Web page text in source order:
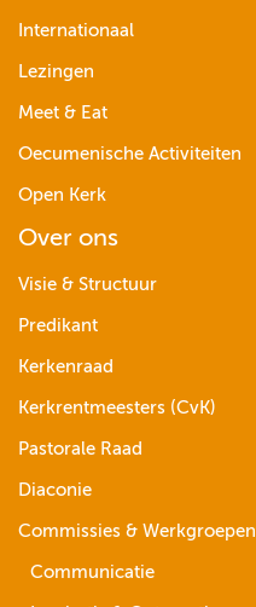
Internationaal
Lezingen
Meet & Eat
Oecumenische Activiteiten
Open Kerk
Over ons
Visie & Structuur
Predikant
Kerkenraad
Kerkrentmeesters (CvK)
Pastorale Raad
Diaconie
Commissies & Werkgroepen
Communicatie